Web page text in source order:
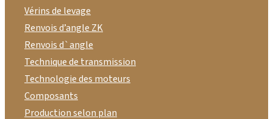
Vérins de levage
Renvois d’angle ZK
Renvois d`angle
Technique de transmission
Technologie des moteurs
Composants
Production selon plan